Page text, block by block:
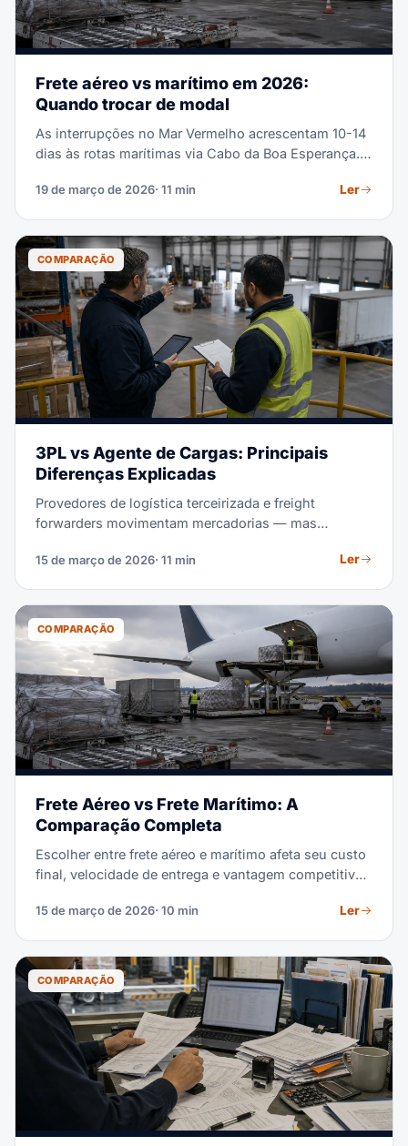
Frete aéreo vs marítimo em 2026:
Quando trocar de modal
As interrupções no Mar Vermelho acrescentam 10-14
dias às rotas marítimas via Cabo da Boa Esperança.
enquanto as sobretaxas marítimas continuam
marítimo mudou muito em 2026. Este guia mostra
exatamente quando a troca de modal faz você
economizar.
19 de março de 2026· 11 min Ler
COMPARAÇÃO
3PL vs Agente de Cargas: Principais
Diferenças Explicadas
Provedores de logística terceirizada e freight
forwarders movimentam mercadorias — mas
esclarece exatamente o que cada um faz, como
15 de março de 2026· 11 min Ler
COMPARAÇÃO
Frete Aéreo vs Frete Marítimo: A
Comparação Completa
Escolher entre frete aéreo e marítimo afeta seu custo
final, velocidade de entrega e vantagem competitiva.
modalidade vence — com tarifas reais de 2026 e
15 de março de 2026· 10 min Ler
COMPARAÇÃO